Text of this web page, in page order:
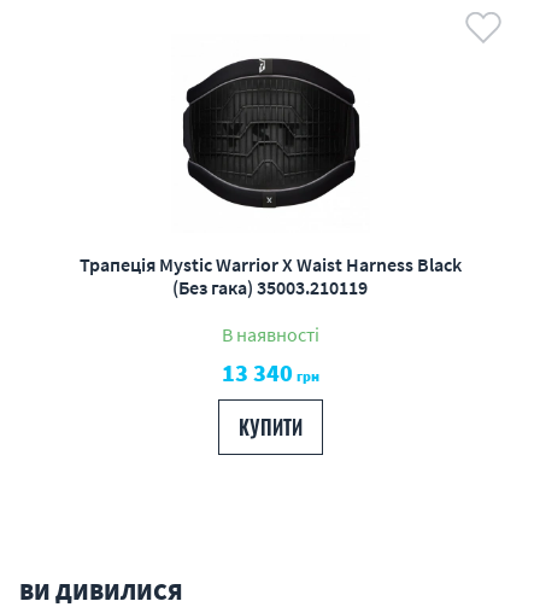
Трапеція Mystic Warrior X Waist Harness Black
(Без гака) 35003.210119
В наявності
13 340грн
КУПИТИ
ВИ ДИВИЛИСЯ